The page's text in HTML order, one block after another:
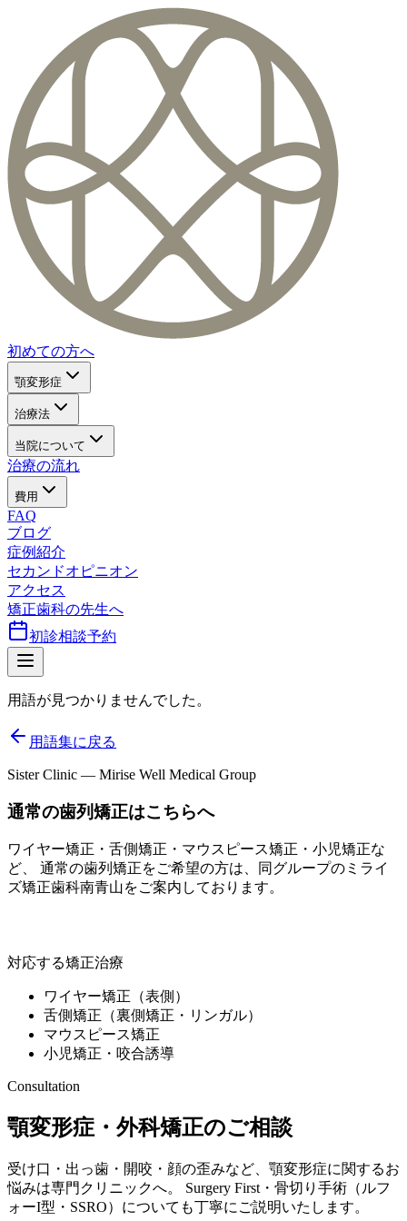
初めての方へ
顎変形症
治療法
当院について
治療の流れ
費用
FAQ
ブログ
症例紹介
セカンドオピニオン
アクセス
矯正歯科の先生へ
初診相談予約
用語が見つかりませんでした。
用語集に戻る
Sister Clinic — Mirise Well Medical Group
通常の歯列矯正はこちらへ
ワイヤー矯正・舌側矯正・マウスピース矯正・小児矯正な
ど、 通常の歯列矯正をご希望の方は、同グループの ミライ
ズ矯正歯科南青山をご案内しております。
対応する矯正治療
ワイヤー矯正（表側）
舌側矯正（裏側矯正・リンガル）
マウスピース矯正
小児矯正・咬合誘導
Consultation
顎変形症・外科矯正のご相談
受け口・出っ歯・開咬・顔の歪みなど、顎変形症に関するお
悩みは専門クリニックへ。 Surgery First・骨切り手術（ルフ
ォーI型・SSRO）についても丁寧にご説明いたします。